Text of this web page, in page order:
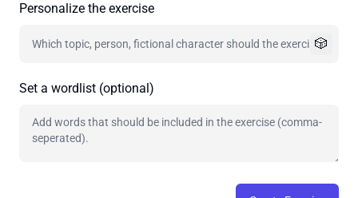
Personalize the exercise
🎲
Set a wordlist (optional)